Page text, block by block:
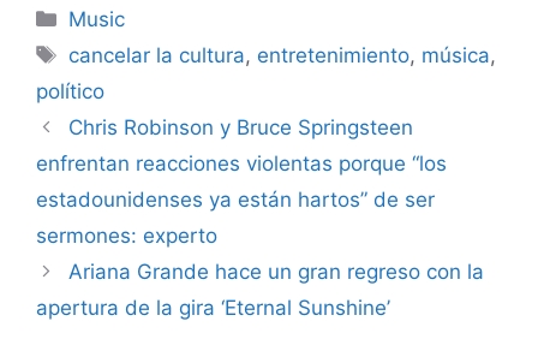
Categories
Music
Tags
cancelar la cultura, entretenimiento, música,
político
Chris Robinson y Bruce Springsteen
enfrentan reacciones violentas porque “los
estadounidenses ya están hartos” de ser
sermones: experto
Ariana Grande hace un gran regreso con la
apertura de la gira ‘Eternal Sunshine’